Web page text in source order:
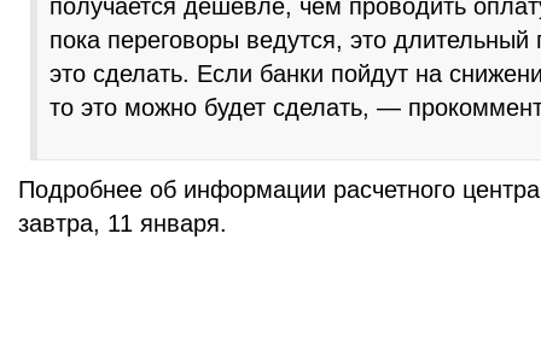
получается дешевле, чем проводить
пока переговоры ведутся, это
это сделать. Если банки пойдут на
то это можно будет сделать, —
Подробнее об информации расчетного
завтра, 11 января.